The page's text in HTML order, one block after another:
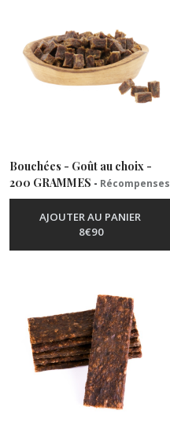
Bouchées - Goût au choix -
200 GRAMMES - Récompenses
AJOUTER AU PANIER
8€90
Chèvre
(5)
Poisson
(26)
Porc
Végétarien
(9)